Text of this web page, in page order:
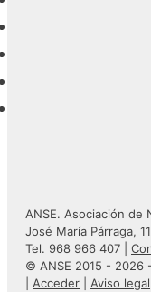
ANSE. Asociación de
José María Párraga,
Tel. 968 966 407 |
© ANSE 2015 - 2026 -
Acceder Aviso legal